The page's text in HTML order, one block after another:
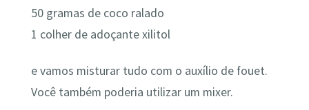
50 gramas de coco ralado
1 colher de adoçante xilitol
e vamos misturar tudo com o auxílio de fouet.
Você também poderia utilizar um mixer.